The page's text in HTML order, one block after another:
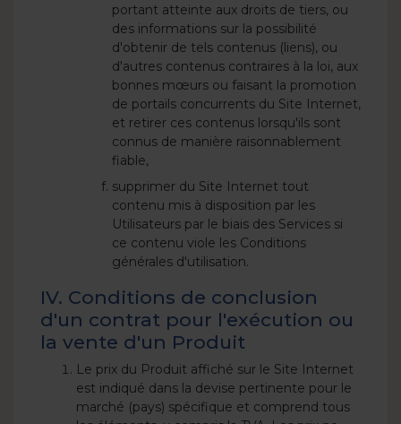
portant atteinte aux droits de tiers, ou
des informations sur la possibilité
d'obtenir de tels contenus (liens), ou
d'autres contenus contraires à la loi, aux
bonnes mœurs ou faisant la promotion
de portails concurrents du Site Internet,
et retirer ces contenus lorsqu'ils sont
connus de manière raisonnablement
fiable,
supprimer du Site Internet tout
contenu mis à disposition par les
Utilisateurs par le biais des Services si
ce contenu viole les Conditions
générales d'utilisation.
IV. Conditions de conclusion
d'un contrat pour l'exécution ou
la vente d'un Produit
Le prix du Produit affiché sur le Site Internet
est indiqué dans la devise pertinente pour le
marché (pays) spécifique et comprend tous